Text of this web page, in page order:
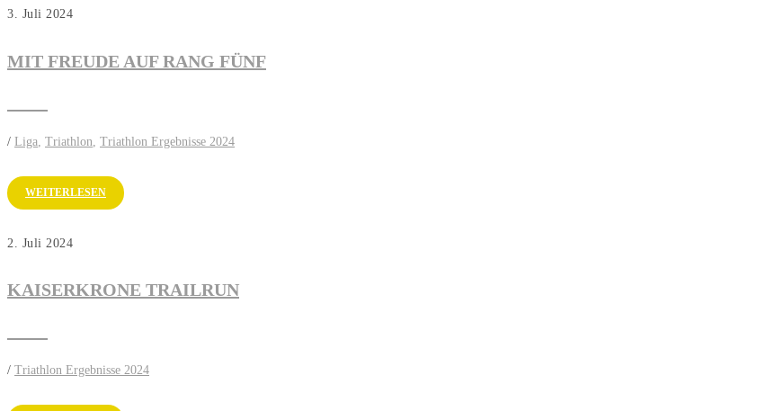
3. Juli 2024
MIT FREUDE AUF RANG FÜNF
/ Liga Triathlon Triathlon Ergebnisse 2024
WEITERLESEN
2. Juli 2024
KAISERKRONE TRAILRUN
/ Triathlon Ergebnisse 2024